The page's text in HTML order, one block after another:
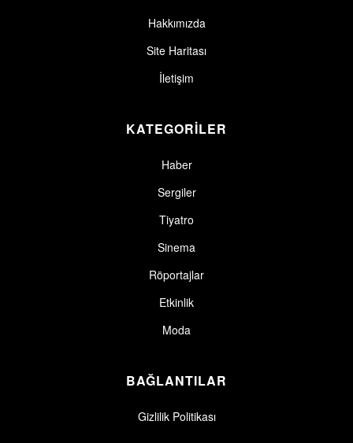
Hakkımızda
Site Haritası
İletişim
KATEGORİLER
Haber
Sergiler
Tiyatro
Sinema
Röportajlar
Etkinlik
Moda
BAĞLANTILAR
Gizlilik Politikası